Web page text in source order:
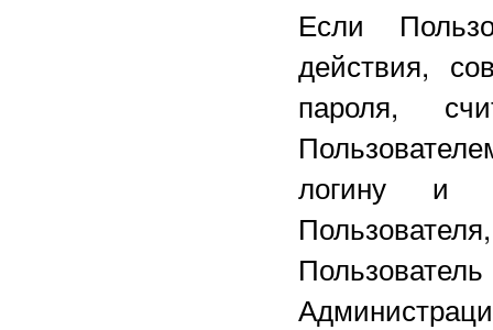
Если
действия,
пароля,
логину и